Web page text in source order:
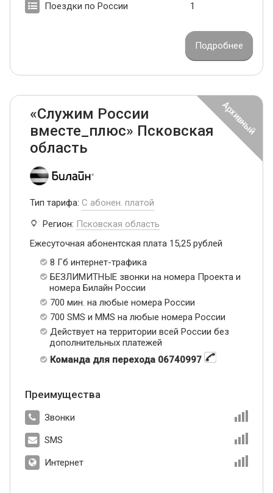
Поездки по России 1
Подробнее
«Служим России
вместе_плюс» Псковская
область
Тип тарифа: С абонен. платой
Регион: Псковская область
Ежесуточная абонентская плата 15,25 рублей
8 Гб интернет-трафика
БЕЗЛИМИТНЫЕ звонки на номера Проекта и
номера Билайн России
700 мин. на любые номера России
700 SMS и MMS на любые номера России
Действует на территории всей России без
дополнительных платежей
Команда для перехода 06740997
Преимущества
Звонки
SMS
Интернет